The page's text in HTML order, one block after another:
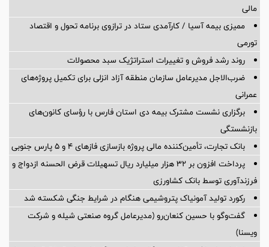
مالی
ممیزی بیمه آسیا / کارآمدی ستاد در ترازوی برنامه تحول و اقتصاد
تورمی
روند رشد فروش و تغییرات استراتژیک سبد محصولات
ضرب‌الاجل مدیرعامل سازمان منطقه آزاد انزلی برای تكمیل پروژه‌های
عمرانی
برگزاری نشست مشترک بیمه دی استان فارس با رؤسای کانون‌های
بازنشستگی
بانک تجارت، تأمین‌کننده مالی پروژه بازسازی فازهای ۴ و ۵ پارس جنوبی
پرداخت افزون بر 32 هزار میلیارد ریال تسهیلات قرض الحسنه ازدواج و
فرزندآوری توسط بانک کشاورزی
رکورد تولید آمونیاک پتروشیمی هنگام در شرایط جنگی شکسته شد
گفت‌وگو با حسین كنعان‌رو (مدیرعامل گروه صنعتی شیله و شركت
ویسنا)